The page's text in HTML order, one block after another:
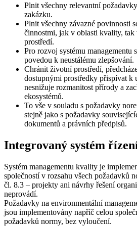
Plnit všechny relevantní
zakázku.
Plnit všechny závazné povinnosti
činnostmi, jak v oblasti kvality,
prostředí.
Pro rozvoj systému managementu
povedou k neustálému zlepšování.
Chránit životní prostředí,
dostupnými prostředky přispívat k
nesnižuje rozmanitost přírody a
ekosystémů.
To vše v souladu s požadavky
stejně jako s požadavky
dokumentů a právních předpisů.
Integrovaný systém
Systém managementu kvality je
společností v rozsahu všech požadavků
čl. 8.3 – projekty ani návrhy řešení
neprovádí.
Požadavky na environmentální
jsou implementovány napříč celou
požadavků normy, bez vyloučení.